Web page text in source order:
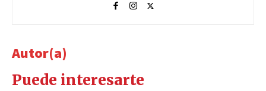
Autor(a)
Puede interesarte